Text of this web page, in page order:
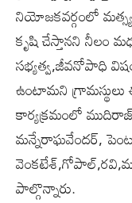
నియోజకవర్గంలో
కృషి చేస్తానని నీలం
సభ్యత్వ,జీవనోపాధి
ఉంటామని
కార్యక్రమంలో ముదిరాజ్
మన్నేరాఘవేందర్,
పాల్గొన్నారు.